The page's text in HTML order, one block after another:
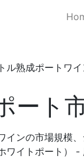
ル熟成ポートワ
ート
インの市場規模
ワイトポート）